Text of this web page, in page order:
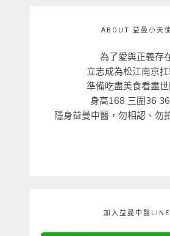
ABOUT 益曼小天
為了愛與正義存
立志成為松江南京
準備吃盡美食看盡
身高168 三圍36
隱身益曼中醫，勿相認、勿
加入益曼中醫LINE